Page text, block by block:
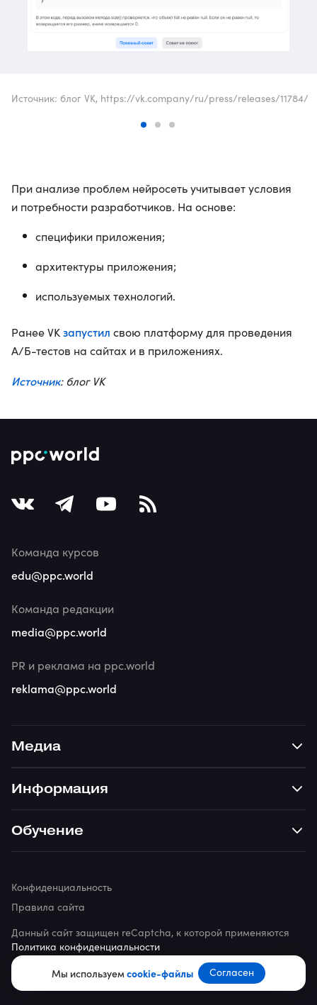
Мы используемcookie-файлы Согласен
Источник: блог VK, https://vk.company/ru/press/releases/11784/
При анализе проблем нейросеть учитывает условия
и потребности разработчиков. На основе:
специфики приложения;
архитектуры приложения;
используемых технологий.
Ранее VKзапустил свою платформу для проведения
A/Б-тестов на сайтах и в приложениях.
Источник: блог VK
Медиа
Информация
Обучение
Команда курсов
edu@ppc.world
Команда редакции
media@ppc.world
PR и реклама на ppc.world
reklama@ppc.world
© 2026 ppc.world
Данный сайт защищен reCaptcha, к которой применяются
Политика конфиденциальности
Конфиденциальность
Правила сайта